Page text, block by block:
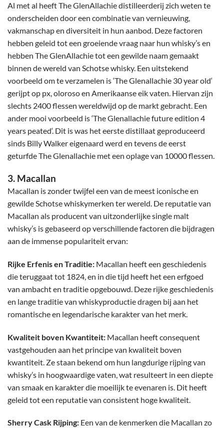
Al met al heeft The GlenAllachie distilleerderij zich weten te
onderscheiden door een combinatie van vernieuwing,
vakmanschap en diversiteit in hun aanbod. Deze factoren
hebben geleid tot een groeiende vraag naar hun whisky’s en
hebben The GlenAllachie tot een gewilde naam gemaakt
binnen de wereld van Schotse whisky. Een uitstekend
voorbeeld om te verzamelen is ‘The Glenallachie 30 year old‘
gerijpt op px, oloroso en Amerikaanse eik vaten. Hiervan zijn
slechts 2400 flessen wereldwijd op de markt gebracht. Een
ander mooi voorbeeld is ‘The Glenallachie future edition 4
years peated‘. Dit is was het eerste distillaat geproduceerd
sinds Billy Walker eigenaard werd en tevens de eerst
geturfde The Glenallachie met een oplage van 10000 flessen.
3. Macallan
Macallan is zonder twijfel een van de meest iconische en
gewilde Schotse whiskymerken ter wereld. De reputatie van
Macallan als producent van uitzonderlijke single malt
whisky’s is gebaseerd op verschillende factoren die bijdragen
aan de immense populariteit ervan:
Rijke Erfenis en Traditie: Macallan heeft een geschiedenis
die teruggaat tot 1824, en in die tijd heeft het een erfgoed
van ambacht en traditie opgebouwd. Deze rijke geschiedenis
en lange traditie van whiskyproductie dragen bij aan het
romantische en legendarische karakter van het merk.
Kwaliteit boven Kwantiteit: Macallan heeft consequent
vastgehouden aan het principe van kwaliteit boven
kwantiteit. Ze staan bekend om hun langdurige rijping van
whisky’s in hoogwaardige vaten, wat resulteert in een diepte
van smaak en karakter die moeilijk te evenaren is. Dit heeft
geleid tot een reputatie van consistent hoge kwaliteit.
Sherry Cask Rijping: Een van de kenmerken die Macallan zo